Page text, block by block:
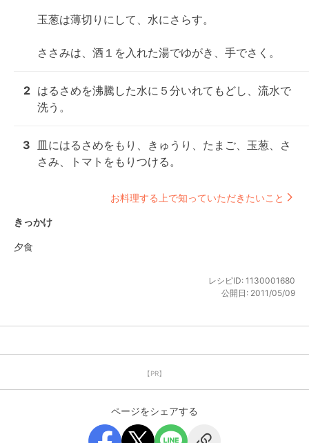
玉葱は薄切りにして、水にさらす。
ささみは、酒１を入れた湯でゆがき、手でさく。
2 はるさめを沸騰した水に５分いれてもどし、流水で
洗う。
3
皿にはるさめをもり、きゅうり、たまご、玉葱、さ
さみ、トマトをもりつける。
お料理する上で知っていただきたいこと
きっかけ
夕食
レシピID: 1130001680
公開日: 2011/05/09
【PR】
ページをシェアする